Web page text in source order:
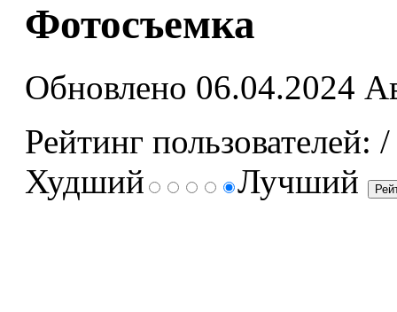
Фотосъемка
Обновлено 06.04.2024
Рейтинг пользователей: /
Худший
Лучший